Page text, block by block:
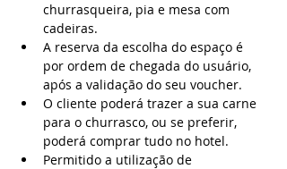
churrasqueira, pia e mesa com
cadeiras.
A reserva da escolha do espaço é
por ordem de chegada do usuário,
após a validação do seu voucher.
O cliente poderá trazer a sua carne
para o churrasco, ou se preferir,
poderá comprar tudo no hotel.
Permitido a utilização de